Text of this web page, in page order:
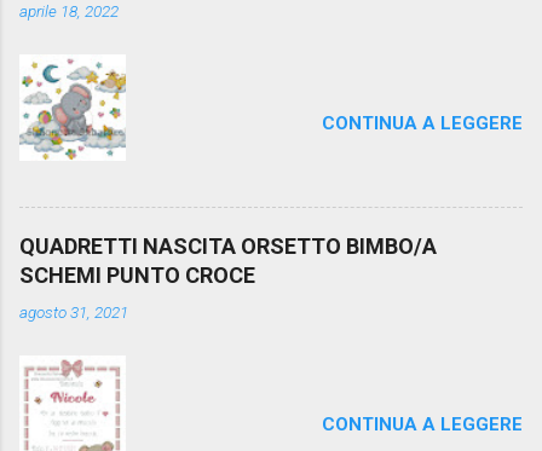
aprile 18, 2022
CONTINUA A LEGGERE
QUADRETTI NASCITA ORSETTO BIMBO/A
SCHEMI PUNTO CROCE
agosto 31, 2021
CONTINUA A LEGGERE